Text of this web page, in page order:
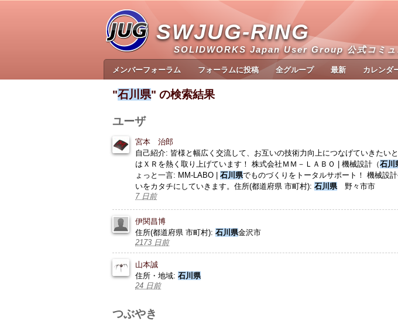
SWJUG-RING
SOLIDWORKS Japan User Group 公式コミュ
メンバーフォーラム フォーラムに投稿 全グループ 最新 カレンダ
"石川県" の検索結果
ユーザ
宮本 治郎
自己紹介: 皆様と幅広く交流して、お互いの技術力向上につなげていきた
はＸＲを熱く取り上げています！ 株式会社ＭＭ－ＬＡＢＯ | 機械設計（石川
ょっと一言: MM-LABO | 石川県でものづくりをトータルサポート！ 機械設
いをカタチにしていきます。住所(都道府県 市町村): 石川県野々市市
7 日前
伊関昌博
住所(都道府県 市町村): 石川県金沢市
2173 日前
山本誠
住所・地域: 石川県
24 日前
つぶやき